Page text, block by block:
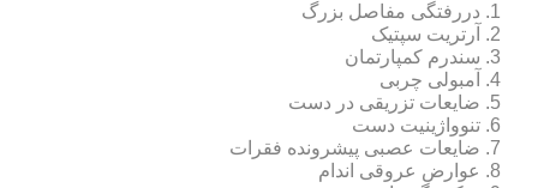
دررفتگی مفاصل بزرگ
آرتریت سپتیک
سندرم کمپارتمان
آمبولی چربی
ضایعات تزریقی در دست
تنوواژینیت دست
ضایعات عصبی پیشرونده فقرات
عوارض عروقی اندام